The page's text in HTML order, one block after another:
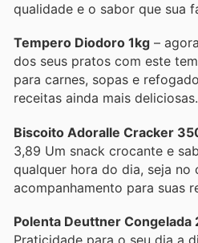
qualidade e o sabor que sua
Tempero Diodoro 1kg –
dos seus pratos com este
para carnes, sopas e
receitas ainda mais deliciosas.
Biscoito Adoralle Cracker
3,89 Um snack crocante e
qualquer hora do dia, seja no
acompanhamento para suas
Polenta Deuttner Congelada
Praticidade para o seu dia a